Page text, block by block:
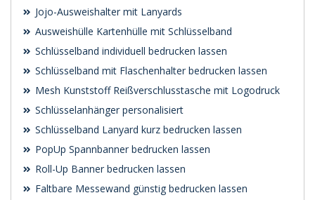
Jojo-Ausweishalter mit Lanyards
Ausweishülle Kartenhülle mit Schlüsselband
Schlüsselband individuell bedrucken lassen
Schlüsselband mit Flaschenhalter bedrucken lassen
Mesh Kunststoff Reißverschlusstasche mit Logodruck
Schlüsselanhänger personalisiert
Schlüsselband Lanyard kurz bedrucken lassen
PopUp Spannbanner bedrucken lassen
Roll-Up Banner bedrucken lassen
Faltbare Messewand günstig bedrucken lassen